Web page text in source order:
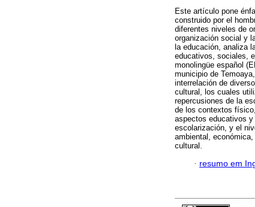
Este artículo pone
construido por el
diferentes niveles de
organización social y
la educación, analiza
educativos, sociales,
monolingüe español
municipio de
interrelación de
cultural, los cuales
repercusiones de la
de los contextos
aspectos educativos
escolarización, y el
ambiental,
cultural.
· resumo em